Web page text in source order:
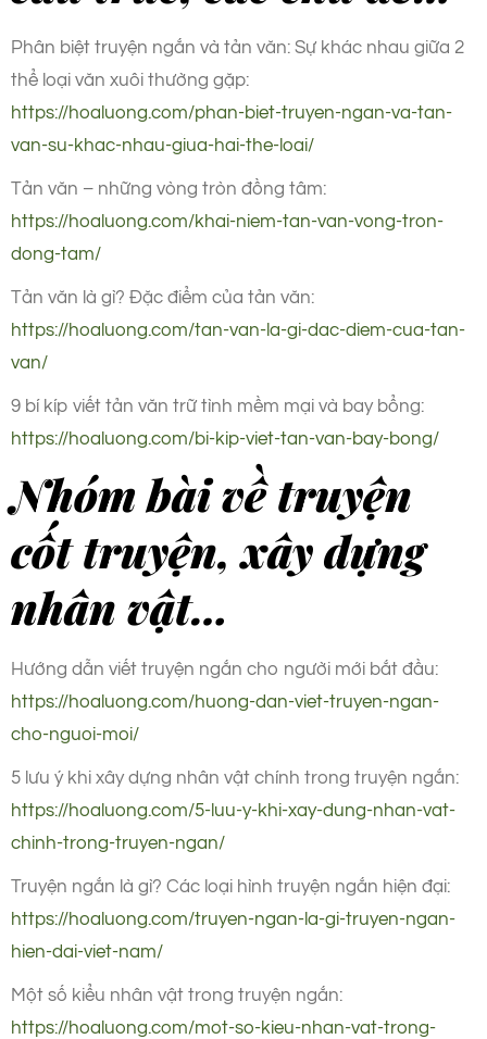
Phân biệt truyện ngắn và tản văn: Sự khác nhau giữa 2
thể loại văn xuôi thường gặp:
https://hoaluong.com/phan-biet-truyen-ngan-va-tan-
van-su-khac-nhau-giua-hai-the-loai/
Tản văn – những vòng tròn đồng tâm:
https://hoaluong.com/khai-niem-tan-van-vong-tron-
dong-tam/
Tản văn là gì? Đặc điểm của tản văn:
https://hoaluong.com/tan-van-la-gi-dac-diem-cua-tan-
van/
9 bí kíp viết tản văn trữ tình mềm mại và bay bổng:
https://hoaluong.com/bi-kip-viet-tan-van-bay-bong/
Nhóm bài về truyện
cốt truyện, xây dựng
nhân vật…
Hướng dẫn viết truyện ngắn cho người mới bắt đầu:
https://hoaluong.com/huong-dan-viet-truyen-ngan-
cho-nguoi-moi/
5 lưu ý khi xây dựng nhân vật chính trong truyện ngắn:
https://hoaluong.com/5-luu-y-khi-xay-dung-nhan-vat-
chinh-trong-truyen-ngan/
Truyện ngắn là gì? Các loại hình truyện ngắn hiện đại:
https://hoaluong.com/truyen-ngan-la-gi-truyen-ngan-
hien-dai-viet-nam/
Một số kiểu nhân vật trong truyện ngắn:
https://hoaluong.com/mot-so-kieu-nhan-vat-trong-